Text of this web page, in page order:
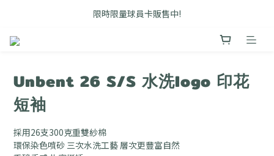
FB搜尋優惠社群 🔎 DOUSHOP 選貨
限時限量球員卡販售中!
Unbent 26 S/S 水洗logo 印花
短袖
採用26支300克重雙紗棉
環保染色噴砂 三次水洗工藝 層次更豐富自然